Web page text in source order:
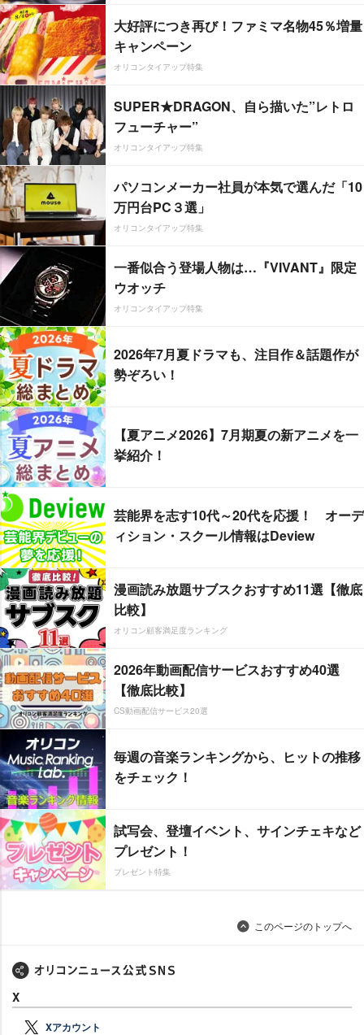
大好評につき再び！ファミマ名物45％増量
キャンペーン
オリコンタイアップ特集
SUPER★DRAGON、自ら描いた”レトロ
フューチャー”
オリコンタイアップ特集
パソコンメーカー社員が本気で選んだ「10
万円台PC３選」
オリコンタイアップ特集
一番似合う登場人物は…『VIVANT』限定
ウオッチ
オリコンタイアップ特集
2026年7月夏ドラマも、注目作＆話題作が
勢ぞろい！
【夏アニメ2026】7月期夏の新アニメを一
挙紹介！
芸能界を志す10代～20代を応援！ オーデ
ィション・スクール情報はDeview
漫画読み放題サブスクおすすめ11選【徹底
比較】
オリコン顧客満足度ランキング
2026年動画配信サービスおすすめ40選
【徹底比較】
CS動画配信サービス20選
毎週の音楽ランキングから、ヒットの推移
をチェック！
試写会、登壇イベント、サインチェキなど
プレゼント！
プレゼント特集
このページのトップへ
X
Xアカウント